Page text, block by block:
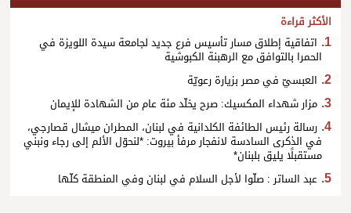
الأكثر قراءة
اتفاقية إطلاق مسار تأسيس فرع جديد لجامعة سيدة اللويزة في
الحمرا بالتوافق مع الرهبنة الكبوشية
العبسيّ في مصر بزيارة رعويّة
مزار شهداء المكسيك: صرح يخلّد مئة عام من الشهادة للإيمان
رسالة رئيس الطائفة الكلدانية في لبنان، المطران ميشال قصارجي،
في الذكرى السادسة لانفجار مرفأ بيروت: *لنحوّل الألم إلى رجاء ونبني
مستقبلًا يليق بلبنان*
عبد الساتر : صلّوا لأجل السلام في لبنان وفي المنطقة كلّها